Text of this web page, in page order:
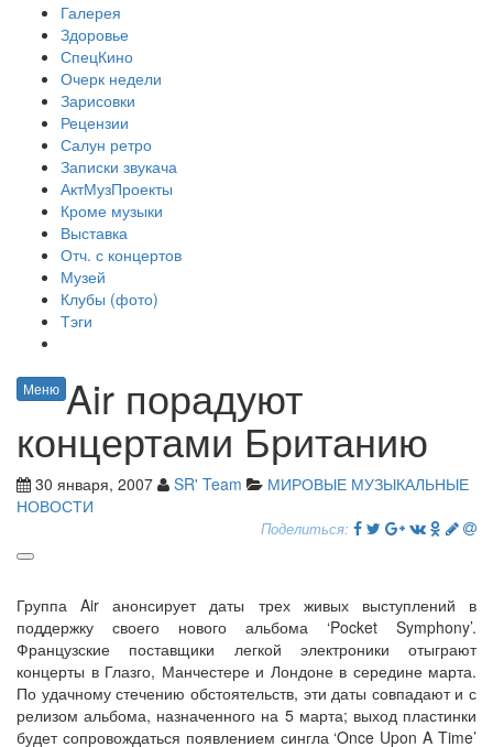
Галерея
Здоровье
СпецКино
Очерк недели
Зарисовки
Рецензии
Салун ретро
Записки звукача
АктМузПроекты
Кроме музыки
Выставка
Отч. с концертов
Музей
Клубы (фото)
Тэги
Меню Air порадуют
концертами Британию
30 января, 2007 SR' Team
МИРОВЫЕ МУЗЫКАЛЬНЫЕ
НОВОСТИ
Поделиться:
Группа Air анонсирует даты трех живых выступлений в
поддержку своего нового альбома ‘Pocket Symphony’.
Французские поставщики легкой электроники отыграют
концерты в Глазго, Манчестере и Лондоне в середине марта.
По удачному стечению обстоятельств, эти даты совпадают и с
релизом альбома, назначенного на 5 марта; выход пластинки
будет сопровождаться появлением сингла ‘Once Upon A Time’